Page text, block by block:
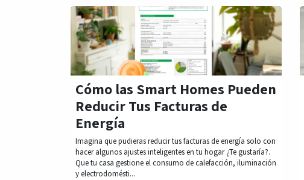
Cómo las Smart Homes Pueden
Reducir Tus Facturas de
Energía
Imagina que pudieras reducir tus facturas de energía solo con
hacer algunos ajustes inteligentes en tu hogar ¿Te gustaría?.
Que tu casa gestione el consumo de calefacción, iluminación
y electrodomésti...